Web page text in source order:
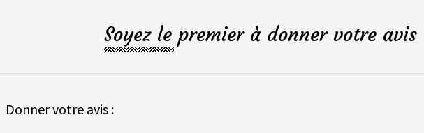
Soyez le premier à donner votre
Donner votre avis :